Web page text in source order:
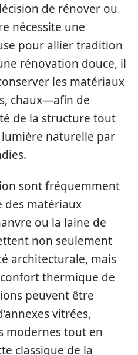
de rénover ou
nécessite une
pour allier tradition
rénovation douce, il
les matériaux
chaux—afin de
de la structure tout
naturelle par
sont fréquemment
des matériaux
ou la laine de
non seulement
architecturale, mais
thermique de
peuvent être
vitrées,
modernes tout en
classique de la